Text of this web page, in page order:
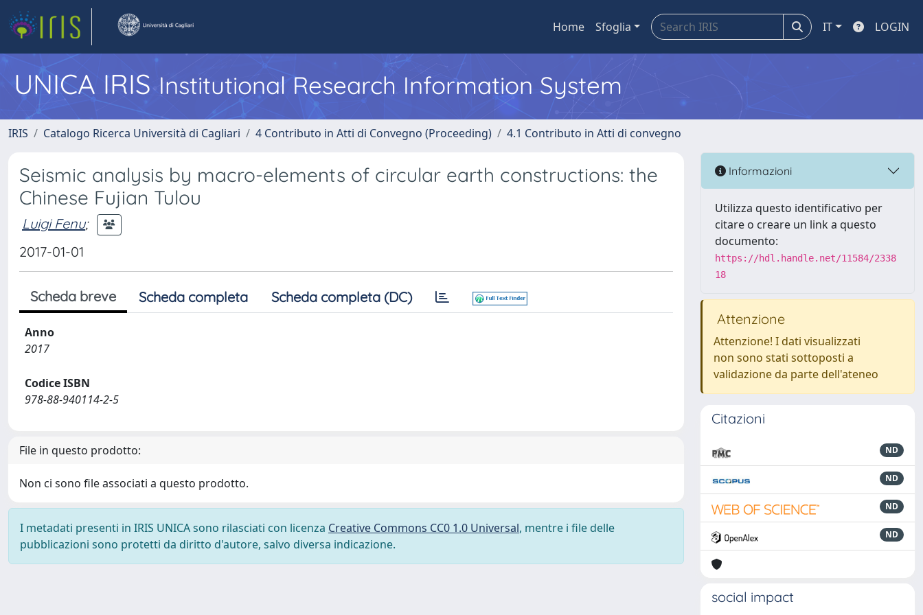
Home Sfoglia IT LOGIN
UNICA IRISInstitutional Research Information System
IRIS Catalogo Ricerca Università di Cagliari 4 Contributo in Atti di Convegno (Proceeding) 4.1 Contributo in Atti di convegno
Seismic analysis by macro-elements of circular earth constructions: the
Chinese Fujian Tulou
Luigi Fenu;
2017-01-01
Scheda breve Scheda completa Scheda completa (DC)
Anno
2017
Codice ISBN
978-88-940114-2-5
File in questo prodotto:
Non ci sono file associati a questo prodotto.
I metadati presenti in IRIS UNICA sono rilasciati con licenza Creative Commons CC0 1.0 Universal, mentre i file delle
pubblicazioni sono protetti da diritto d'autore, salvo diversa indicazione.
Informazioni
Utilizza questo identificativo per
citare o creare un link a questo
documento:
https://hdl.handle.net/11584/2338
18
Attenzione
Attenzione! I dati visualizzati
non sono stati sottoposti a
validazione da parte dell'ateneo
Citazioni
ND
ND
ND
ND
social impact